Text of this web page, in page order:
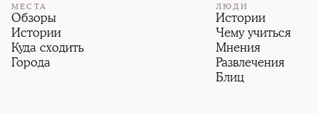
МЕСТА
Обзоры
Истории
Куда сходить
Города
ЛЮДИ
Истории
Чему учиться
Мнения
Развлечения
Блиц